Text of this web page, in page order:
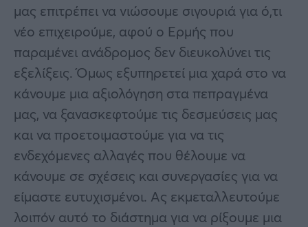
μας επιτρέπει να νιώσουμε σιγουριά για ό,τι
νέο επιχειρούμε, αφού ο Ερμής που
παραμένει ανάδρομος δεν διευκολύνει τις
εξελίξεις. Όμως εξυπηρετεί μια χαρά στο να
κάνουμε μια αξιολόγηση στα πεπραγμένα
μας, να ξανασκεφτούμε τις δεσμεύσεις μας
και να προετοιμαστούμε για να τις
ενδεχόμενες αλλαγές που θέλουμε να
κάνουμε σε σχέσεις και συνεργασίες για να
είμαστε ευτυχισμένοι. Ας εκμεταλλευτούμε
λοιπόν αυτό το διάστημα για να ρίξουμε μια